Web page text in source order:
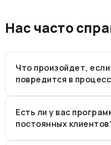
Нас часто
Что произойдет,
повредится в
Есть ли у вас
постоянных